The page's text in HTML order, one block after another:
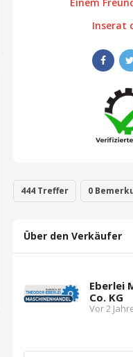
Inserat
444 Treffer 0
Über den Verkäufer
Eberlei
Co. KG
Vor 2